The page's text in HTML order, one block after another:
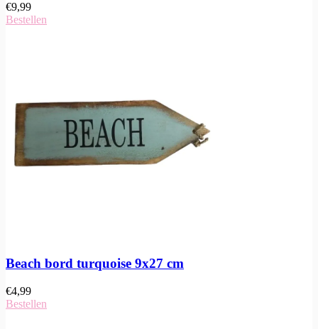
€9,99
Bestellen
Beach bord turquoise 9x27 cm
€4,99
Bestellen